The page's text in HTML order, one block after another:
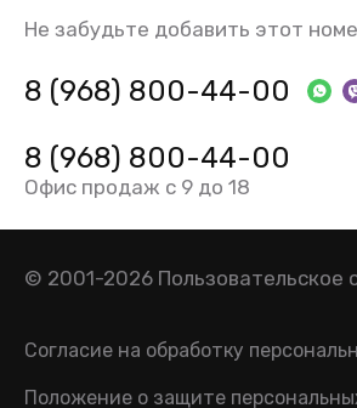
Не забудьте добавить этот
8 (968) 800-44-00
8 (968) 800-44-00
Офис продаж с 9 до 18
© 2001-2026 Пользовательское
Согласие на обработку
Положение о защите